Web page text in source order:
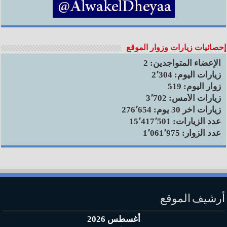
إحصائيات زيارات وزوار الموقع
الإعضاء المتواجدين: 2
زيارات اليوم:2٬304
زوار اليوم: 519
زيارات الأمس: 3٬702
زيارات آخر 30 يوم:
276٬654
عدد الزيارات: 15٬417٬501
عدد الزوار: 1٬061٬975
أرشيف الموقع
أغسطس 2026